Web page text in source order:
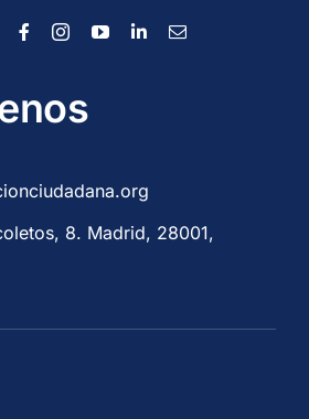
8. Madrid, 28001,